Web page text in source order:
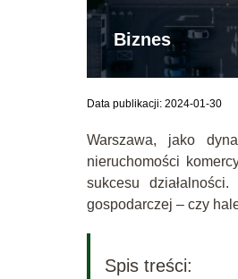
Biznes
Data publikacji: 2024-01-30
Warszawa, jako
nieruchomości
sukcesu
gospodarczej – czy
Spis treści: